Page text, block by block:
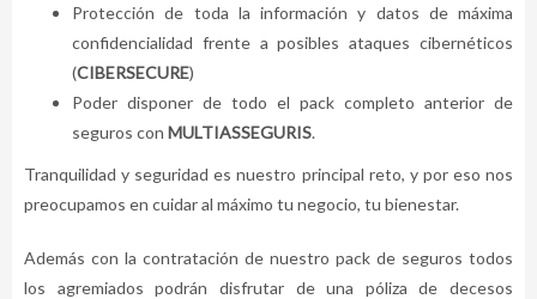
Protección de toda la información y datos de máxima
confidencialidad frente a posibles ataques cibernéticos
(CIBERSECURE)
Poder disponer de todo el pack completo anterior de
seguros con MULTIASSEGURIS.
Tranquilidad y seguridad es nuestro principal reto, y por eso nos
preocupamos en cuidar al máximo tu negocio, tu bienestar.
Además con la contratación de nuestro pack de seguros todos
los agremiados podrán disfrutar de una póliza de decesos